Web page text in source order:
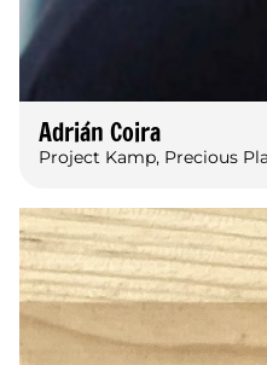
Adrián Coira
Project Kamp, Precious